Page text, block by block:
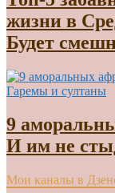
жизни в
Будет
Гаремы и султаны
9
И им не
Мои каналы в